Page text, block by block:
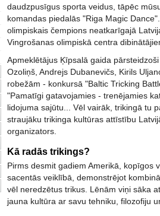
daudzpusīgus sporta veidus, tāpēc
komandas piedalās "Riga Magic
olimpiskais čempions neatkarīgajā
Vingrošanas olimpiskā centra
Apmeklētājus Ķīpsalā gaida
Ozoliņš, Andrejs Dubanevičs, Kirils
robežām - konkursā "Baltic Tricking
"Pamatīgi gatavojamies - trenējamies
lidojuma sajūtu... Vēl vairāk, trikingā tu
straujāku trikinga kultūras attīstību
organizators.
Kā radās trikings?
Pirms desmit gadiem Amerikā, kopīgos
sacentās veiklībā, demonstrējot
vēl neredzētus trikus. Lēnām viņi sāka
jauna kultūra ar savu tehniku, filozofiju